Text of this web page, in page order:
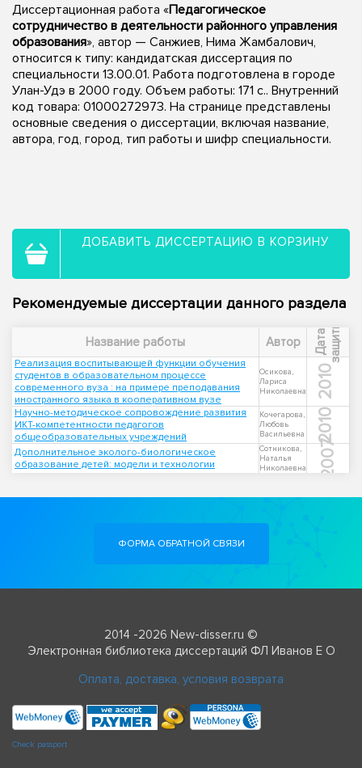
Диссертационная работа «Педагогическое
сотрудничество в деятельности районного управления
образования», автор — Санжиев, Нима Жамбалович,
относится к типу: кандидатская диссертация по
специальности 13.00.01. Работа подготовлена в городе
Улан-Удэ в 2000 году. Объем работы: 171 с.. Внутренний
код товара: 01000272973. На странице представлены
основные сведения о диссертации, включая название,
автора, год, город, тип работы и шифр специальности.
ДОБАВИТЬ ДИССЕРТАЦИЮ В КОРЗИНУ
Рекомендуемые диссертации данного раздела
Название работы Автор Д
а
т
а
з
а
щ
и
т ы
Реализация воспитывающей функции обучения
студентов в образовательном процессе
современного вуза : на примере преподавания
иностранного языка в кооперативном вузе
Осикова,
Лариса
Николаевна
2010
Научно-методическое сопровождение развития
ИКТ-компетентности педагогов
общеобразовательных учреждений
Кочегарова,
Любовь
Васильевна
2010
Дополнительное эколого-биологическое
образование детей: модели и технологии
Сотникова,
Наталья
Николаевна
2007
ФОРМА ОБРАТНОЙ СВЯЗИ
2014 -2026 New-disser.ru ©
Электронная библиотека диссертаций ФЛ Иванов Е О
Оплата, доставка, условия возврата
Check passport